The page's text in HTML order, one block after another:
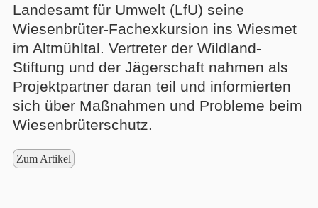
Landesamt für Umwelt (LfU) seine
Wiesenbrüter-Fachexkursion ins Wiesmet
im Altmühltal. Vertreter der Wildland-
Stiftung und der Jägerschaft nahmen als
Projektpartner daran teil und informierten
sich über Maßnahmen und Probleme beim
Wiesenbrüterschutz.
Zum Artikel